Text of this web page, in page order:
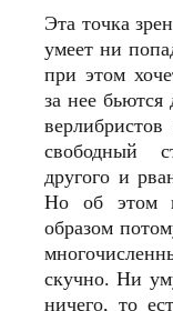
Эта точка
умеет ни
при этом
за нее
свободный
другого и
Но об этом
образом
скучно. Ни
ничего, то